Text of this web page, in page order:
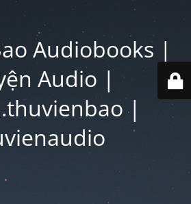
Audiobooks |
Audio |
|